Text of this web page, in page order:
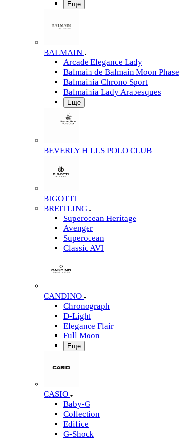
Еще
BALMAIN
Arcade Elegance Lady
Balmain de Balmain Moon Phase
Balmainia Chrono Sport
Balmainia Lady Arabesques
Еще
BEVERLY HILLS POLO CLUB
BIGOTTI
BREITLING
Superocean Heritage
Avenger
Superocean
Classic AVI
CANDINO
Chronograph
D-Light
Elegance Flair
Full Moon
Еще
CASIO
Baby-G
Collection
Edifice
G-Shock